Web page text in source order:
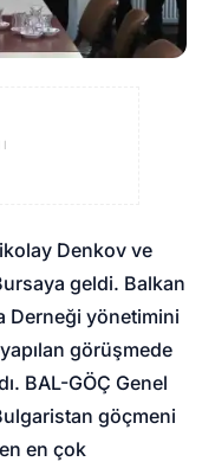
Denkov ve
geldi. Balkan
Derneği yönetimini
görüşmede
BAL-GÖÇ Genel
göçmeni
en çok